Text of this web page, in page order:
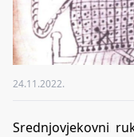
24.11.2022.
Srednjovjekovni